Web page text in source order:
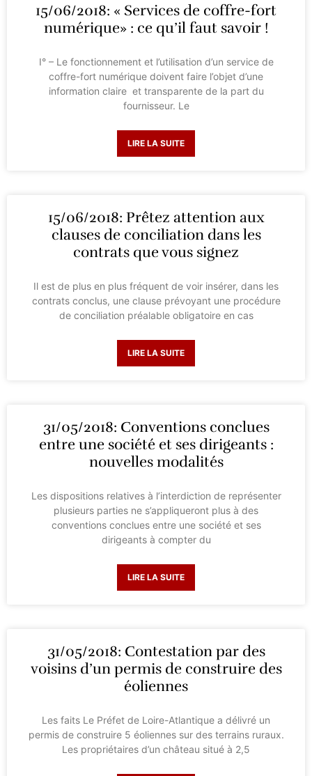
15/06/2018: « Services de coffre-fort
numérique» : ce qu’il faut savoir !
I° – Le fonctionnement et l’utilisation d’un service de
coffre-fort numérique doivent faire l’objet d’une
information claire et transparente de la part du
fournisseur. Le
LIRE LA SUITE
15/06/2018: Prêtez attention aux
clauses de conciliation dans les
contrats que vous signez
Il est de plus en plus fréquent de voir insérer, dans les
contrats conclus, une clause prévoyant une procédure
de conciliation préalable obligatoire en cas
LIRE LA SUITE
31/05/2018: Conventions conclues
entre une société et ses dirigeants :
nouvelles modalités
Les dispositions relatives à l’interdiction de représenter
plusieurs parties ne s’appliqueront plus à des
conventions conclues entre une société et ses
dirigeants à compter du
LIRE LA SUITE
31/05/2018: Contestation par des
voisins d’un permis de construire des
éoliennes
Les faits Le Préfet de Loire-Atlantique a délivré un
permis de construire 5 éoliennes sur des terrains ruraux.
Les propriétaires d’un château situé à 2,5